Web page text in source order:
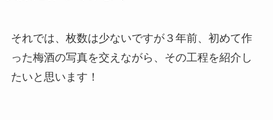
それでは、枚数は少ないですが３年前、初めて作
った梅酒の写真を交えながら、その工程を紹介し
たいと思います！